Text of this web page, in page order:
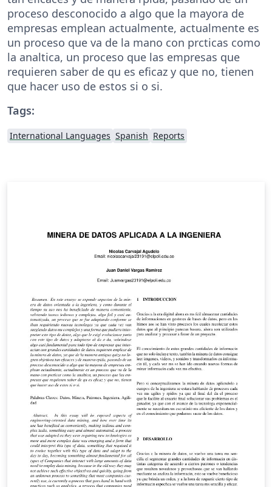
proceso desconocido a algo que la mayora de
empresas emplean actualmente, actualmente es
un proceso que va de la mano con prcticas como
la analtica, un proceso que las empresas que
requieren saber de qu es eficaz y que no, tienen
que hacer uso de estos si o si.
Tags:
International Languages Spanish Reports